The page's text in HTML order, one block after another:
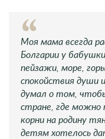
Моя мама всегда
Болгарии у
пейзажи, море,
спокойствия души
думал о том,
стране, где можно
корни на родину
детям хотелось